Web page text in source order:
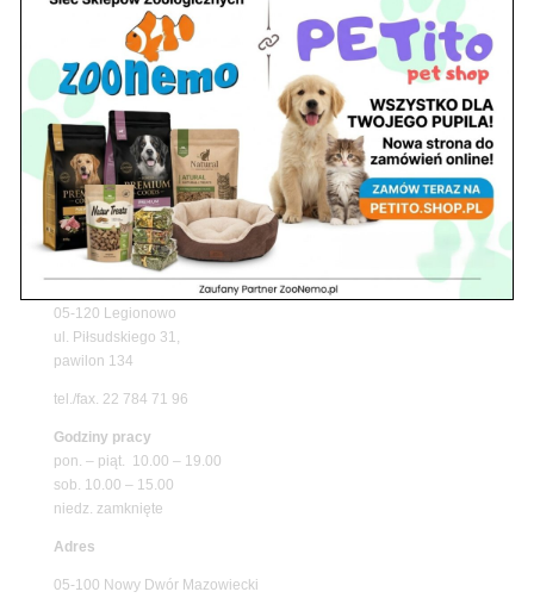
Z Życia Sklepu
Promocje
Upały wracają! Zadbaj o komfort swojego pupila
z matami chłodzącymi ZooNemo
Z Życia Sklepu
Petito Pet Shop – Internetowy Sklep Zoologiczny
Online! Wszystko Dla Twojego Pupila | ZooNemo
Znajdź nas
05-120 Legionowo
ul. Piłsudskiego 31,
pawilon 134
tel./fax. 22 784 71 96
Godziny pracy
pon. – piąt. 10.00 – 19.00
sob. 10.00 – 15.00
niedz. zamknięte
Adres
05-100 Nowy Dwór Mazowiecki